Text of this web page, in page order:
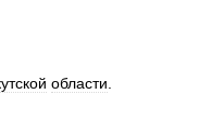
области